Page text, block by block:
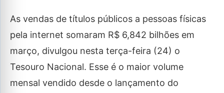
As vendas de títulos públicos a pessoas físicas
pela internet somaram R$ 6,842 bilhões em
março, divulgou nesta terça-feira (24) o
Tesouro Nacional. Esse é o maior volume
mensal vendido desde o lançamento do